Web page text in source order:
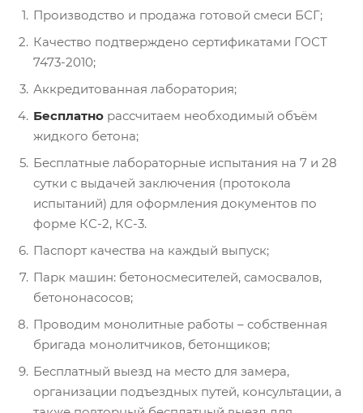
Производство и продажа готовой смеси БСГ;
Качество подтверждено сертификатами ГОСТ
7473-2010;
Аккредитованная лаборатория;
Бесплатно рассчитаем необходимый объём
жидкого бетона;
Бесплатные лабораторные испытания на 7 и 28
сутки с выдачей заключения (протокола
испытаний) для оформления документов по
форме КС-2, КС-3.
Паспорт качества на каждый выпуск;
Парк машин: бетоносмесителей, самосвалов,
бетононасосов;
Проводим монолитные работы – собственная
бригада монолитчиков, бетонщиков;
Бесплатный выезд на место для замера,
организации подъездных путей, консультации, а